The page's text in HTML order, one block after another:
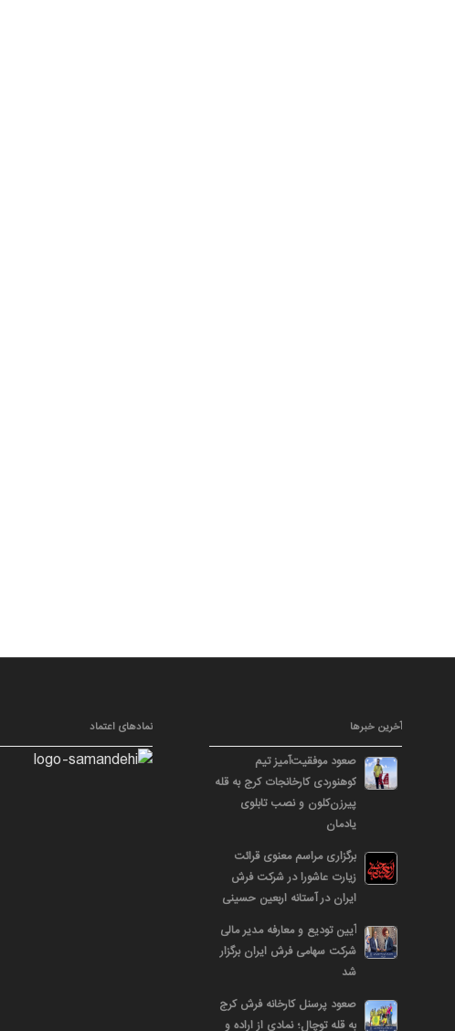
آخرین خبرها
صعود موفقیت‌آمیز تیم
کوهنوردی کارخانجات کرج به قله
پیرزن‌کلون و نصب تابلوی
یادمان
برگزاری مراسم معنوی قرائت
زیارت عاشورا در شرکت فرش
ایران در آستانه اربعین حسینی
آیین تودیع و معارفه مدیر مالی
شرکت سهامی فرش ایران برگزار
شد
صعود پرسنل کارخانه فرش کرج
به قله توچال؛ نمادی از اراده و
نمادهای اعتماد